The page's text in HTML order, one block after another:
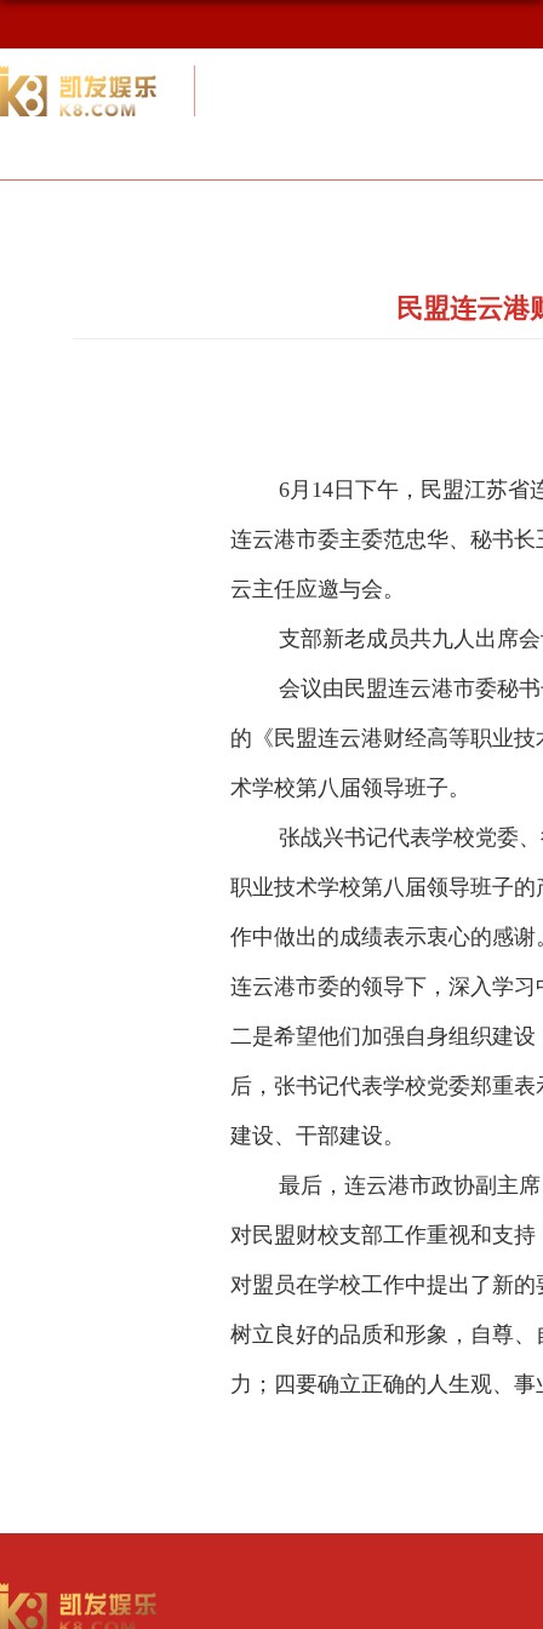
民盟连云港
6月 14 日 下午，民盟江苏省
连云港市委主委范忠华、秘书
云主任应邀与会。
支部新老成员共九人出席
会议由民盟连云港市委秘
的《民盟连云港财经高等职业
术学校第八届领导班子。
张战兴书记代表学校党委
职业技术学校第八届领导班子
作中做出的成绩表示衷心的感
连云港市委的领导下，深入学
二是希望他们加强自身组织建
后，张书记代表学校党委郑重
建设、干部建设。
最后，连云港市政协副主
对民盟财校支部工作重视和支
对盟员在学校工作中提出了新
树立良好的品质和形象，自尊
力；四要确立正确的人生观、